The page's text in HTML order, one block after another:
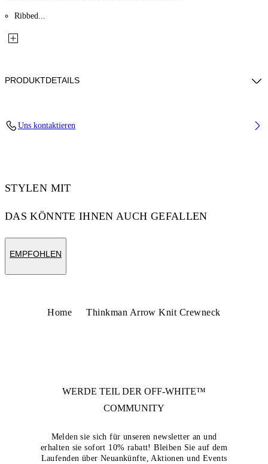
Ribbed...
PRODUKTDETAILS
Uns kontaktieren
STYLEN MIT
DAS KÖNNTE IHNEN AUCH GEFALLEN
EMPFOHLEN
Home Thinkman Arrow Knit Crewneck
WERDE TEIL DER OFF-WHITE™
COMMUNITY
Melden sie sich für unseren newsletter an und
erhalten sie sofort 10% rabatt! Bleiben Sie auf dem
Laufenden über Neuankünfte, Aktionen und Events